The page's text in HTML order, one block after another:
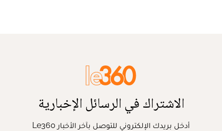
الاشتراك في الرسائل الإخبارية
أدخل بريدك الإلكتروني للتوصل بآخر الأخبار Le360